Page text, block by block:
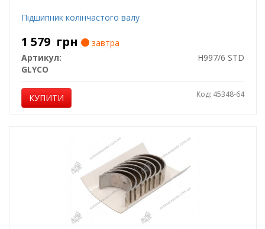
Підшипник колінчастого валу
1 579 грн
завтра
Артикул:
H997/6 STD
GLYCO
КУПИТИ Код: 45348-64